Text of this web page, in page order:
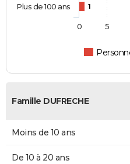
1
Plus de 100 ans
0 5
Famille DUFRECHE
Moins de 10 ans
De 10 à 20 ans